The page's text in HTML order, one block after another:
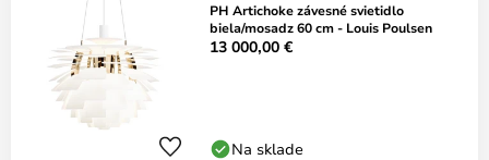
PH Artichoke závesné svietidlo
biela/mosadz 60 cm - Louis Poulsen
13 000,00 €
Na sklade